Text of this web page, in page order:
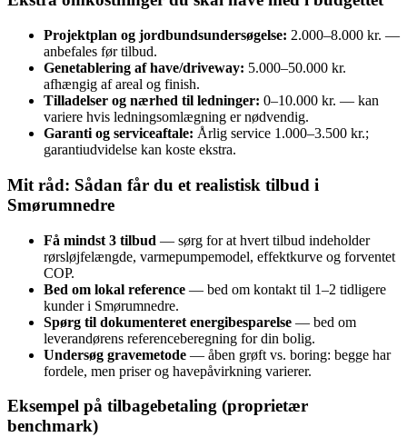
Projektplan og jordbundsundersøgelse: 2.000–8.000 kr. —
anbefales før tilbud.
Genetablering af have/driveway: 5.000–50.000 kr.
afhængig af areal og finish.
Tilladelser og nærhed til ledninger: 0–10.000 kr. — kan
variere hvis ledningsomlægning er nødvendig.
Garanti og serviceaftale: Årlig service 1.000–3.500 kr.;
garantiudvidelse kan koste ekstra.
Mit råd: Sådan får du et realistisk tilbud i
Smørumnedre
Få mindst 3 tilbud — sørg for at hvert tilbud indeholder
rørsløjfelængde, varmepumpemodel, effektkurve og forventet
COP.
Bed om lokal reference — bed om kontakt til 1–2 tidligere
kunder i Smørumnedre.
Spørg til dokumenteret energibesparelse — bed om
leverandørens referenceberegning for din bolig.
Undersøg gravemetode — åben grøft vs. boring: begge har
fordele, men priser og havepåvirkning varierer.
Eksempel på tilbagebetaling (proprietær
benchmark)